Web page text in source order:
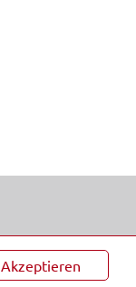
Akzeptieren